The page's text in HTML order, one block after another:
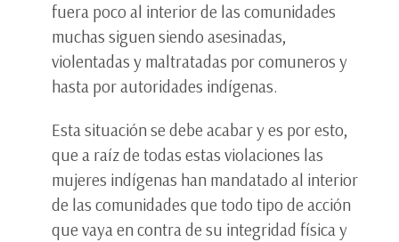
fuera poco al interior de las comunidades
muchas siguen siendo asesinadas,
violentadas y maltratadas por comuneros y
hasta por autoridades indígenas.
Esta situación se debe acabar y es por esto,
que a raíz de todas estas violaciones las
mujeres indígenas han mandatado al interior
de las comunidades que todo tipo de acción
que vaya en contra de su integridad física y